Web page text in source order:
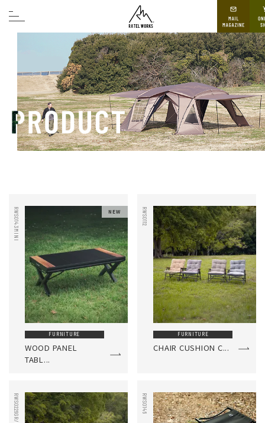
RWS0143MINI NEW
FURNITURE
WOOD PANEL
TABL...
RWS0112
FURNITURE
CHAIR CUSHION C...
RWS0226GR/BE RWS0146